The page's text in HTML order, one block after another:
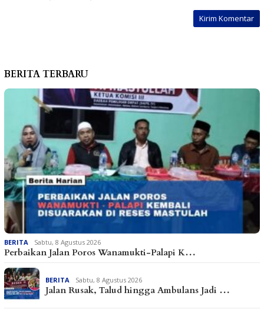
BERITA TERBARU
BERITA Sabtu, 8 Agustus 2026
Perbaikan Jalan Poros Wanamukti-Palapi K…
BERITA Sabtu, 8 Agustus 2026
Jalan Rusak, Talud hingga Ambulans Jadi …